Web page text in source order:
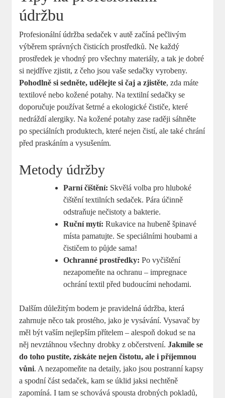
údržbu
Profesionální údržba sedaček v autě začíná pečlivým
výběrem správných čisticích prostředků. Ne každý
prostředek je vhodný pro všechny materiály, a tak je dobré
si nejdříve zjistit, z čeho jsou vaše sedačky vyrobeny.
Pohodlně si sedněte, udělejte si čaj a zjistěte, zda máte
textilové nebo kožené potahy. Na textilní sedačky se
doporučuje používat šetrné a ekologické čističe, které
nedráždí alergiky. Na kožené potahy zase raději sáhněte
po speciálních produktech, které nejen čistí, ale také chrání
před praskáním a vysušením.
Metody údržby
Parní čištění: Skvělá volba pro hluboké
čištění textilních sedaček. Pára účinně
odstraňuje nečistoty a bakterie.
Ruční mytí: Rukavice na hubeně špinavé
místa pamatujte. Se speciálními houbami a
čističem to půjde sama!
Ochranné prostředky: Po vyčištění
nezapomeňte na ochranu – impregnace
ochrání textil před budoucími nehodami.
Dalším důležitým bodem je pravidelná údržba, která
zahrnuje něco tak prostého, jako je vysávání. Vysavač by
měl být vaším nejlepším přítelem – alespoň dokud se na
něj nevztáhnou všechny drobky z občerstvení.Jakmile se
do toho pustíte, získáte nejen čistotu, ale i příjemnou
vůni. A nezapomeňte na detaily, jako jsou postranní kapsy
a spodní část sedaček, kam se úklid jaksi nechtěně
zapomíná. I tam se schovává spousta drobných pokladů,